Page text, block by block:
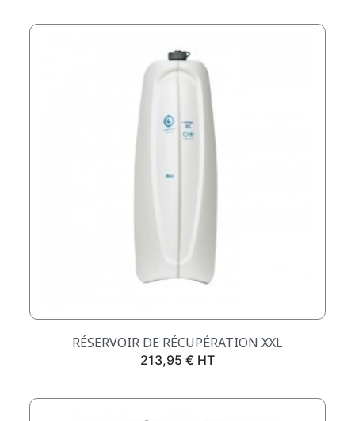
RÉSERVOIR DE RÉCUPÉRATION XXL
Prix
213,95 € HT